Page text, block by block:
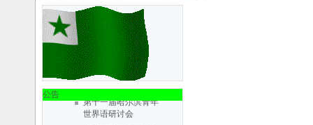
公告
世界语者国际摄影大
赛邀你参加
2025/11/28
尼泊尔世界语活动交
流预报名征询
2025/1/13
世界语研讨会
2019/5/30